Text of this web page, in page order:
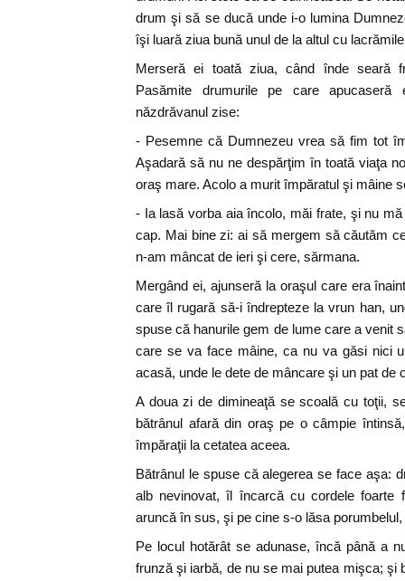
drum şi să se ducă unde i-o lumina
îşi luară ziua bună unul de la altul cu
Merseră ei toată ziua, când înde seară
Pasămite drumurile pe care
năzdrăvanul zise:
- Pesemne că Dumnezeu vrea să fim tot
Aşadară să nu ne despărţim în toată viaţa
oraş mare. Acolo a murit împăratul şi mâine
- Ia lasă vorba aia încolo, măi frate, şi nu
cap. Mai bine zi: ai să mergem să căutăm
n-am mâncat de ieri şi cere, sărmana.
Mergând ei, ajunseră la oraşul care era
care îl rugară să-i îndrepteze la vrun han,
spuse că hanurile gem de lume care a venit
care se va face mâine, ca nu va găsi nici
acasă, unde le dete de mâncare şi un pat de
A doua zi de dimineaţă se scoală cu toţii,
bătrânul afară din oraş pe o câmpie
împăraţii la cetatea aceea.
Bătrânul le spuse că alegerea se face aşa:
alb nevinovat, îl încarcă cu cordele foarte
aruncă în sus, şi pe cine s-o lăsa
Pe locul hotărât se adunase, încă până a
frunză şi iarbă, de nu se mai putea mişca; şi